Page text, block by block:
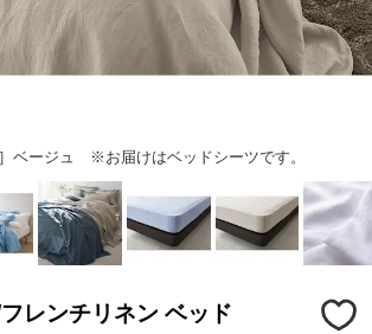
］ベージュ ※お届けはベッドシーツです。
レンチリネン ベッド